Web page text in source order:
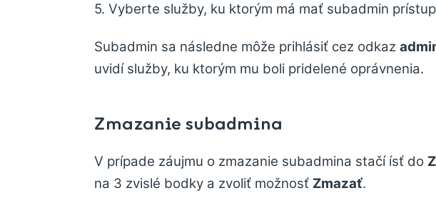
5. Vyberte služby, ku ktorým má mať subadmin prístup
Subadmin sa následne môže prihlásiť cez odkaz
uvidí služby, ku ktorým mu boli pridelené oprávnenia.
Zmazanie subadmina
V prípade záujmu o zmazanie subadmina stačí ísť do
na 3 zvislé bodky a zvoliť možnosť Zmazať.